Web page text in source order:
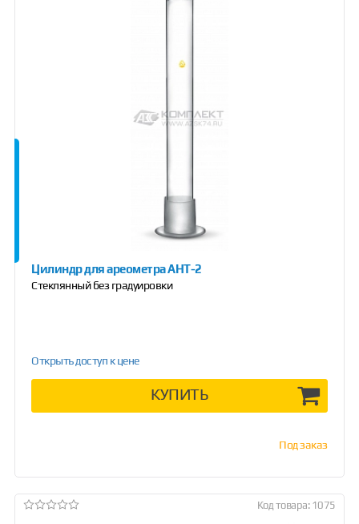
Цилиндр для ареометра АНТ-2
Стеклянный без градуировки
Открыть доступ к цене
КУПИТЬ
Под заказ
Код товара: 1075